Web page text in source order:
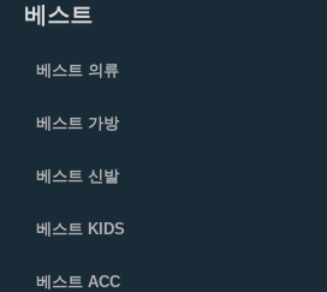
베스트
베스트 의류
베스트 가방
베스트 신발
베스트 KIDS
베스트 ACC